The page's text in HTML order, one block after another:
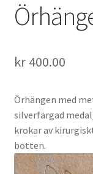
kr400.00
Örhängen med
silverfärgad
krokar av
botten.